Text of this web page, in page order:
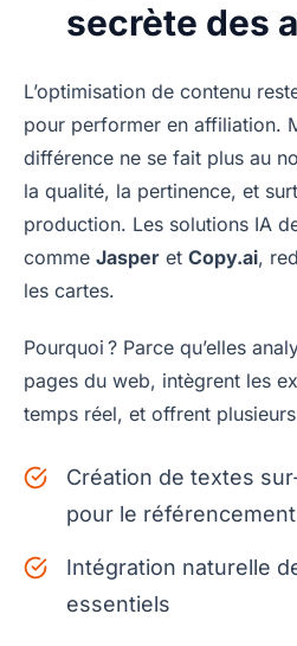
secrète des
L’optimisation de contenu
pour performer en affiliation.
différence ne se fait plus au
la qualité, la pertinence, et
production. Les solutions IA
comme Jasper et Copy.ai,
les cartes.
Pourquoi ? Parce qu’elles
pages du web, intègrent les
temps réel, et offrent
Création de textes
pour le référencement
Intégration naturelle
essentiels